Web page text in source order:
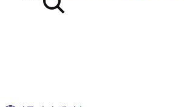
혈당 · 다이어트 음식 검색해보세요